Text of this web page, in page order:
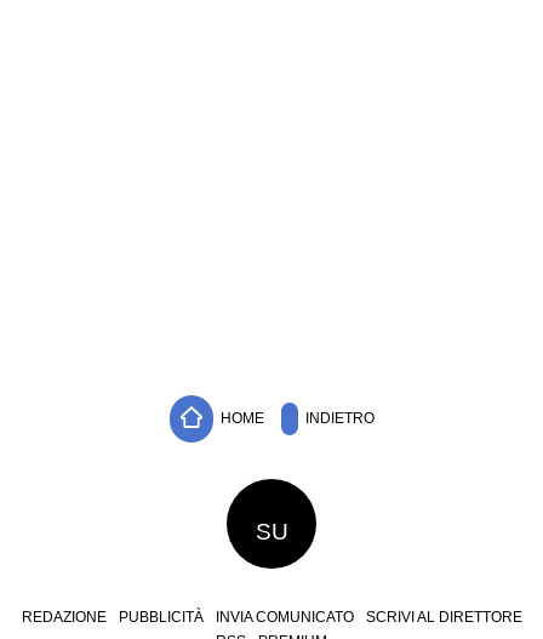
HOME INDIETRO
SU
REDAZIONE PUBBLICITÀ INVIA COMUNICATO
SCRIVI AL DIRETTORE